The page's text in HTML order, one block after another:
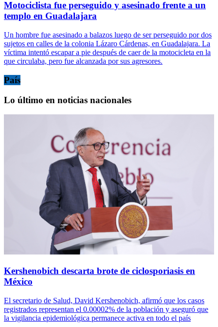
Motociclista fue perseguido y asesinado frente a un
templo en Guadalajara
Un hombre fue asesinado a balazos luego de ser perseguido por dos
sujetos en calles de la colonia Lázaro Cárdenas, en Guadalajara. La
víctima intentó escapar a pie después de caer de la motocicleta en la
que circulaba, pero fue alcanzada por sus agresores.
País
Lo último en noticias nacionales
Kershenobich descarta brote de ciclosporiasis en
México
El secretario de Salud, David Kershenobich, afirmó que los casos
registrados representan el 0.00002% de la población y aseguró que
la vigilancia epidemiológica permanece activa en todo el país